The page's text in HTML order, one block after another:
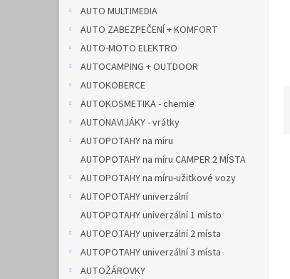
AUTO MULTIMEDIA
AUTO ZABEZPEČENÍ + KOMFORT
AUTO-MOTO ELEKTRO
AUTOCAMPING + OUTDOOR
AUTOKOBERCE
AUTOKOSMETIKA - chemie
AUTONAVIJÁKY - vrátky
AUTOPOTAHY na míru
AUTOPOTAHY na míru CAMPER 2 MÍSTA
AUTOPOTAHY na míru-užitkové vozy
AUTOPOTAHY univerzální
AUTOPOTAHY univerzální 1 místo
AUTOPOTAHY univerzální 2 místa
AUTOPOTAHY univerzální 3 místa
AUTOŽÁROVKY